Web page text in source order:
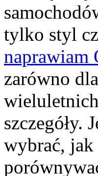
tylko styl
naprawiam
zarówno
szczegóły.
wybrać, jak